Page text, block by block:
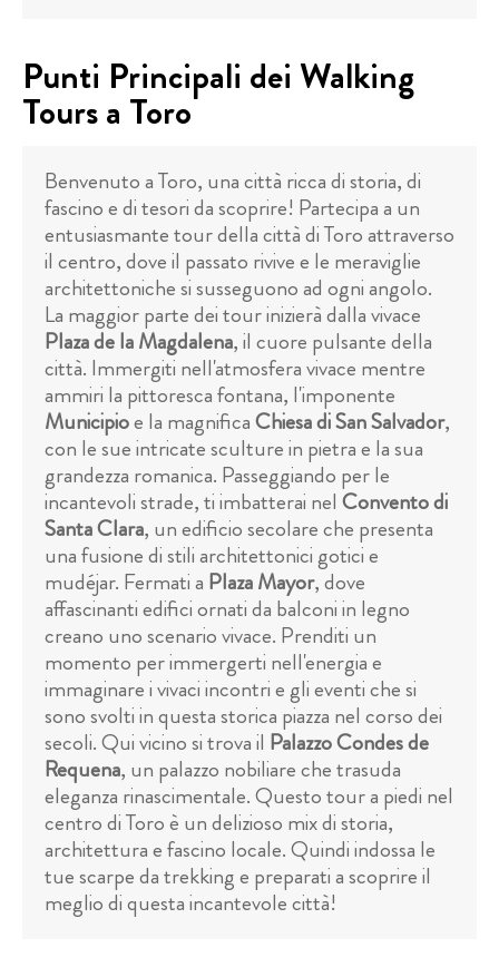
Punti Principali dei Walking
Tours a Toro
Benvenuto a Toro, una città ricca di storia, di
fascino e di tesori da scoprire! Partecipa a un
entusiasmante tour della città di Toro attraverso
il centro, dove il passato rivive e le meraviglie
architettoniche si susseguono ad ogni angolo.
La maggior parte dei tour inizierà dalla vivace
Plaza de la Magdalena, il cuore pulsante della
città. Immergiti nell'atmosfera vivace mentre
ammiri la pittoresca fontana, l'imponente
Municipioe la magnificaChiesa di San Salvador,
con le sue intricate sculture in pietra e la sua
grandezza romanica. Passeggiando per le
incantevoli strade, ti imbatterai nel Convento di
Santa Clara, un edificio secolare che presenta
una fusione di stili architettonici gotici e
mudéjar. Fermati a Plaza Mayor, dove
affascinanti edifici ornati da balconi in legno
creano uno scenario vivace. Prenditi un
momento per immergerti nell'energia e
immaginare i vivaci incontri e gli eventi che si
sono svolti in questa storica piazza nel corso dei
secoli. Qui vicino si trova il Palazzo Condes de
Requena, un palazzo nobiliare che trasuda
eleganza rinascimentale. Questo tour a piedi nel
centro di Toro è un delizioso mix di storia,
architettura e fascino locale. Quindi indossa le
tue scarpe da trekking e preparati a scoprire il
meglio di questa incantevole città!